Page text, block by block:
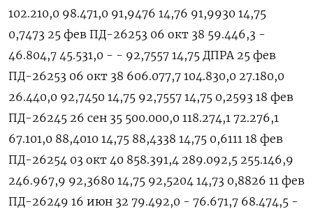
102.210,0 98.471,0 91,9476 14,76 91,9930 14,75
0,7473 25 фев ПД-26253 06 окт 38 59.446,3 -
46.804,7 45.531,0 - - 92,7557 14,75 ДПРА 25 фев
ПД-26253 06 окт 38 606.077,7 104.830,0 27.180,0
26.440,0 92,7450 14,75 92,7557 14,75 0,2593 18 фев
ПД-26245 26 сен 35 500.000,0 118.274,1 72.276,1
67.101,0 88,4010 14,75 88,4338 14,75 0,6111 18 фев
ПД-26254 03 окт 40 858.391,4 289.092,5 255.146,9
246.967,9 92,3680 14,75 92,5204 14,73 0,8826 11 фев
ПД-26249 16 ‌июн 32 79.492,0 - 76.671,7 68.474,5 -